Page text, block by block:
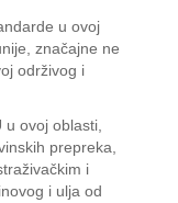
u ovoj
značajne ne
održivog i
ovoj oblasti,
prepreka,
i
i ulja od